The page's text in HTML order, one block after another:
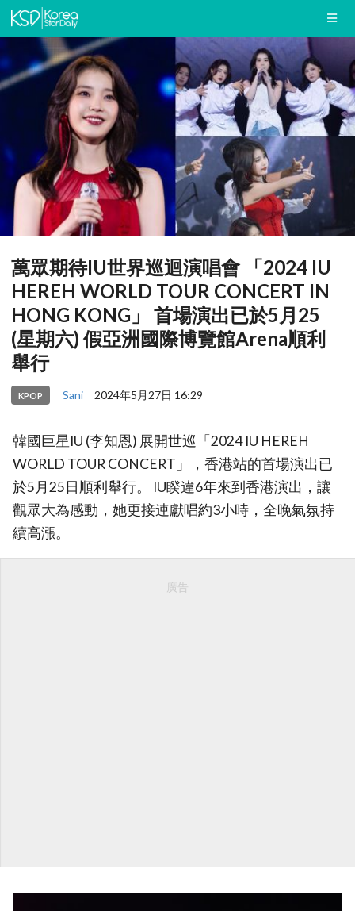
萬眾期待IU世界巡迴演唱會 「2024 IU
HEREH WORLD TOUR CONCERT IN
HONG KONG」 首場演出已於5月25
(星期六) 假亞洲國際博覽館Arena順利
舉行
KPOP Sani 2024年5月27日 16:29
韓國巨星IU (李知恩) 展開世巡「2024 IU HEREH
WORLD TOUR CONCERT」，香港站的首場演出已
於5月25日順利舉行。 IU睽違6年來到香港演出，讓
觀眾大為感動，她更接連獻唱約3小時，全晚氣氛持
續高漲。
廣告